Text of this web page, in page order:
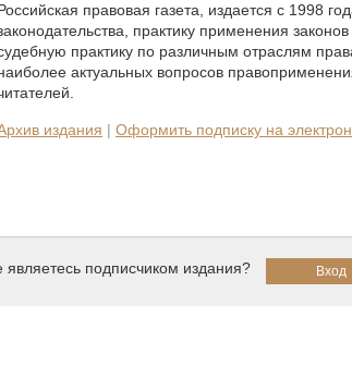
правовая газета, издается с 1998
практику применения
практику по различным отраслям
актуальных вопросов
издания | Оформить подписку на
являетесь подписчиком издания?